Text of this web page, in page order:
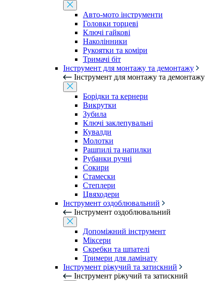
Авто-мото інструменти
Головки торцеві
Ключі гайкові
Наколінники
Рукоятки та коміри
Тримачі біт
Інструмент для монтажу та демонтажу
Інструмент для монтажу та демонтажу
Борідки та кернери
Викрутки
Зубила
Ключі заклепувальні
Кувалди
Молотки
Рашпилі та напилки
Рубанки ручні
Сокири
Стамески
Степлери
Цвяходери
Інструмент оздоблювальний
Інструмент оздоблювальний
Допоміжний інструмент
Міксери
Скребки та шпателі
Тримери для ламінату
Інструмент ріжучий та затискний
Інструмент ріжучий та затискний